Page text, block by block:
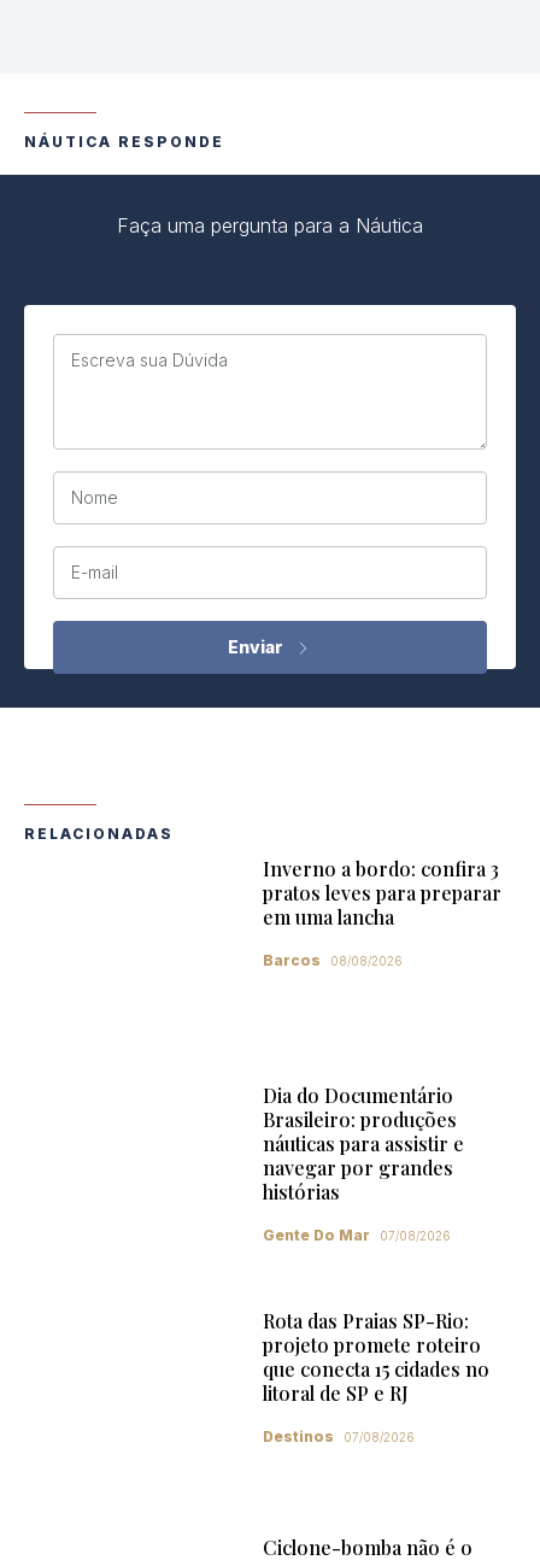
NÁUTICA RESPONDE
Faça uma pergunta para a Náutica
Escreva sua Dúvida
Nome
E-mail
RELACIONADAS
Inverno a bordo: confira 3
pratos leves para preparar
em uma lancha
Barcos 08/08/2026
Dia do Documentário
Brasileiro: produções
náuticas para assistir e
navegar por grandes
histórias
Gente Do Mar 07/08/2026
Rota das Praias SP-Rio:
projeto promete roteiro
que conecta 15 cidades no
litoral de SP e RJ
Destinos 07/08/2026
Ciclone-bomba não é o